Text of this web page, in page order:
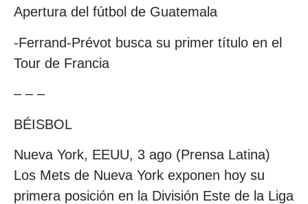
Apertura del fútbol de Guatemala
-Ferrand-Prévot busca su primer título en el
Tour de Francia
– – –
BÉISBOL
Nueva York, EEUU, 3 ago (Prensa Latina)
Los Mets de Nueva York exponen hoy su
primera posición en la División Este de la Liga